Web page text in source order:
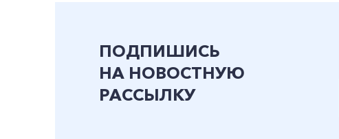
ПОДПИШИСЬ
НА НОВОСТНУЮ
РАССЫЛКУ